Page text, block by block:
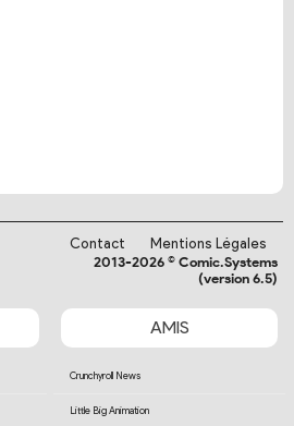
Contact
Mentions Légales
2013-2026 © Comic.Systems
(version 6.5)
AMIS
Crunchyroll News
Little Big Animation